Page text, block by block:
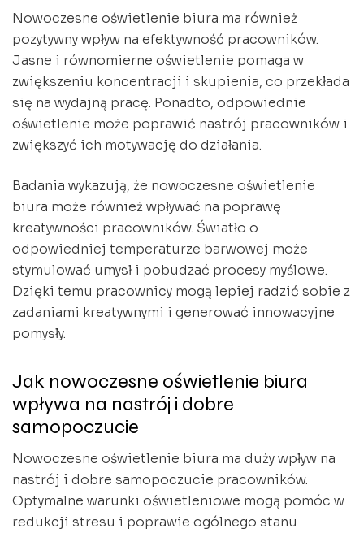
Nowoczesne oświetlenie biura ma również
pozytywny wpływ na efektywność pracowników.
Jasne i równomierne oświetlenie pomaga w
zwiększeniu koncentracji i skupienia, co przekłada
się na wydajną pracę. Ponadto, odpowiednie
oświetlenie może poprawić nastrój pracowników i
zwiększyć ich motywację do działania.
Badania wykazują, że nowoczesne oświetlenie
biura może również wpływać na poprawę
kreatywności pracowników. Światło o
odpowiedniej temperaturze barwowej może
stymulować umysł i pobudzać procesy myślowe.
Dzięki temu pracownicy mogą lepiej radzić sobie z
zadaniami kreatywnymi i generować innowacyjne
pomysły.
Jak nowoczesne oświetlenie biura
wpływa na nastrój i dobre
samopoczucie
Nowoczesne oświetlenie biura ma duży wpływ na
nastrój i dobre samopoczucie pracowników.
Optymalne warunki oświetleniowe mogą pomóc w
redukcji stresu i poprawie ogólnego stanu